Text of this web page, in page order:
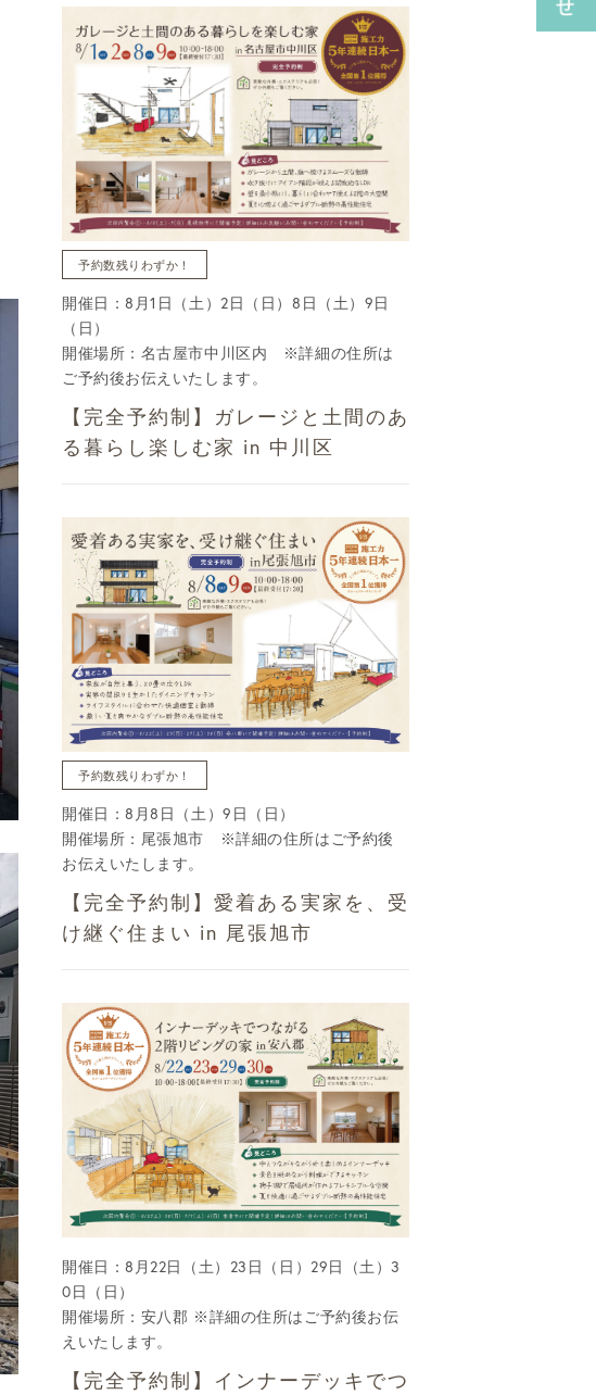
予約数残りわずか！
開催日：8月1日（土）2日（日）8日（土）9日
（日）
開催場所：名古屋市中川区内 ※詳細の住所は
ご予約後お伝えいたします。
【完全予約制】ガレージと土間のあ
る暮らし楽しむ家 in 中川区
予約数残りわずか！
開催日：8月8日（土）9日（日）
開催場所：尾張旭市 ※詳細の住所はご予約後
お伝えいたします。
【完全予約制】愛着ある実家を、受
け継ぐ住まい in 尾張旭市
開催日：8月22日（土）23日（日）29日（土）3
0日（日）
開催場所：安八郡 ※詳細の住所はご予約後お伝
えいたします。
【完全予約制】インナーデッキでつ